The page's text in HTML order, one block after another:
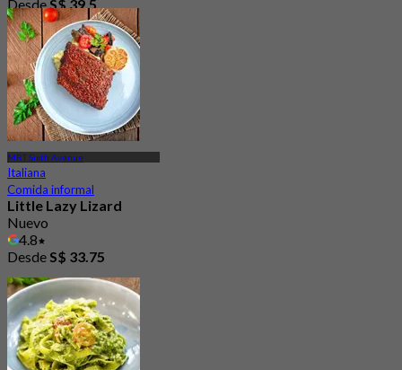
DesdeS$ 39.5
MRT Sixth Avenue
Italiana
Comida informal
Little Lazy Lizard
Nuevo
4.8
DesdeS$ 33.75